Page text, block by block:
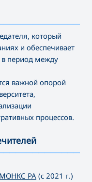
который
и обеспечивает
период между
важной опорой
процессов.
МОНКС РА (с 2021 г.)